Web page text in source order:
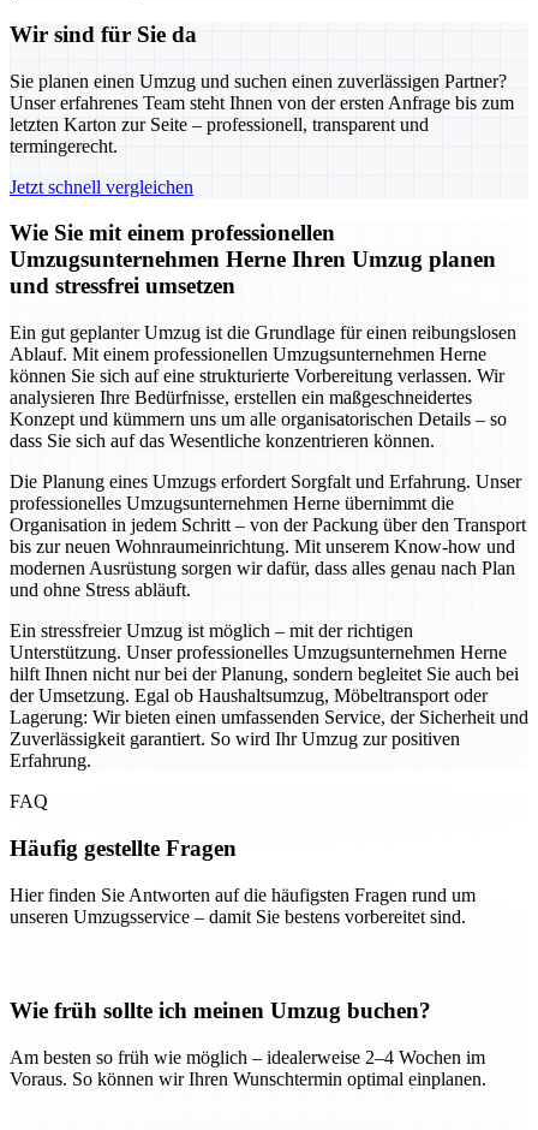
Wir sind für Sie da
Sie planen einen Umzug und suchen einen zuverlässigen Partner?
Unser erfahrenes Team steht Ihnen von der ersten Anfrage bis zum
letzten Karton zur Seite – professionell, transparent und
termingerecht.
Jetzt schnell vergleichen
Wie Sie mit einem professionellen
Umzugsunternehmen Herne Ihren Umzug planen
und stressfrei umsetzen
Ein gut geplanter Umzug ist die Grundlage für einen reibungslosen
Ablauf. Mit einem professionellen Umzugsunternehmen Herne
können Sie sich auf eine strukturierte Vorbereitung verlassen. Wir
analysieren Ihre Bedürfnisse, erstellen ein maßgeschneidertes
Konzept und kümmern uns um alle organisatorischen Details – so
dass Sie sich auf das Wesentliche konzentrieren können.
Die Planung eines Umzugs erfordert Sorgfalt und Erfahrung. Unser
professionelles Umzugsunternehmen Herne übernimmt die
Organisation in jedem Schritt – von der Packung über den Transport
bis zur neuen Wohnraumeinrichtung. Mit unserem Know-how und
modernen Ausrüstung sorgen wir dafür, dass alles genau nach Plan
und ohne Stress abläuft.
Ein stressfreier Umzug ist möglich – mit der richtigen
Unterstützung. Unser professionelles Umzugsunternehmen Herne
hilft Ihnen nicht nur bei der Planung, sondern begleitet Sie auch bei
der Umsetzung. Egal ob Haushaltsumzug, Möbeltransport oder
Lagerung: Wir bieten einen umfassenden Service, der Sicherheit und
Zuverlässigkeit garantiert. So wird Ihr Umzug zur positiven
Erfahrung.
FAQ
Häufig gestellte Fragen
Hier finden Sie Antworten auf die häufigsten Fragen rund um
unseren Umzugsservice – damit Sie bestens vorbereitet sind.
Wie früh sollte ich meinen Umzug buchen?
Am besten so früh wie möglich – idealerweise 2–4 Wochen im
Voraus. So können wir Ihren Wunschtermin optimal einplanen.